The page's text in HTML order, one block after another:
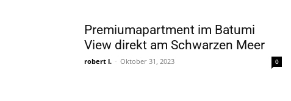
Premiumapartment im Batumi
View direkt am Schwarzen Meer
robert l. - Oktober 31, 2023 0